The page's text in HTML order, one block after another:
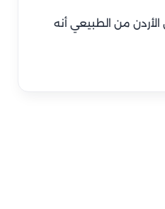
من الطبيعي أنه